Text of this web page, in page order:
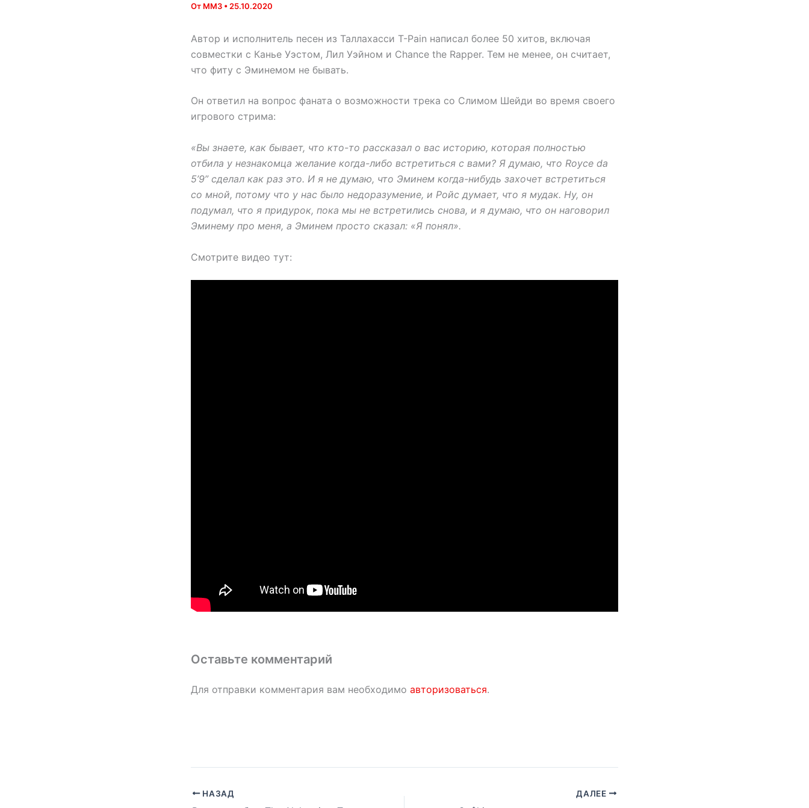
От MM3 • 25.10.2020
Автор и исполнитель песен из Таллахасси T-Pain написал более 50 хитов, включая
совместки с Канье Уэстом, Лил Уэйном и Chance the Rapper. Тем не менее, он считает,
что фиту с Эминемом не бывать.
Он ответил на вопрос фаната о возможности трека со Слимом Шейди во время своего
игрового стрима:
«Вы знаете, как бывает, что кто-то рассказал о вас историю, которая полностью
отбила у незнакомца желание когда-либо встретиться с вами? Я думаю, что Royce da
5’9” сделал как раз это. И я не думаю, что Эминем когда-нибудь захочет встретиться
со мной, потому что у нас было недоразумение, и Ройс думает, что я мудак. Ну, он
подумал, что я придурок, пока мы не встретились снова, и я думаю, что он наговорил
Эминему про меня, а Эминем просто сказал: «Я понял».
Смотрите видео тут:
Оставьте комментарий
Для отправки комментария вам необходимо авторизоваться.
НАЗАД ДАЛЕЕ